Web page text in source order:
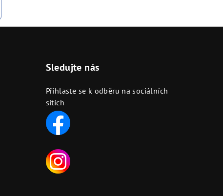
Sledujte nás
Přihlaste se k odběru na sociálních
sítích